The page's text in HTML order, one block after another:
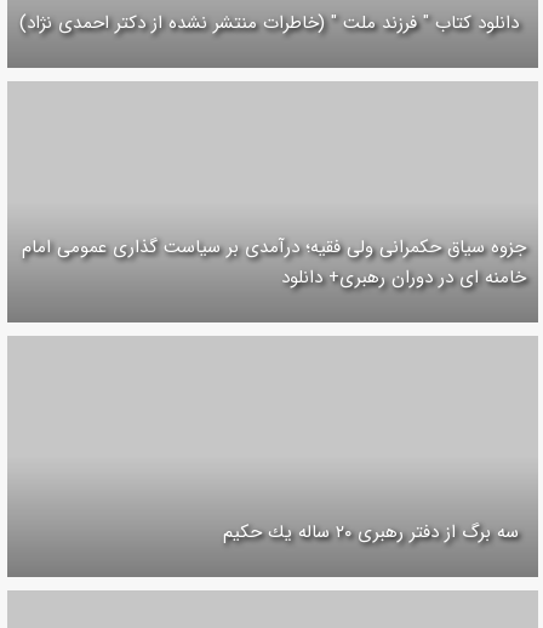
دانلود کتاب " فرزند ملت " (خاطرات منتشر نشده از دکتر احمدی نژاد)
جزوه سیاق حکمرانی ولی فقیه؛ درآمدی بر سیاست گذاری عمومی امام
خامنه ای در دوران رهبری+ دانلود
سه برگ از دفتر رهبرى ۲۰ ساله يك حكيم